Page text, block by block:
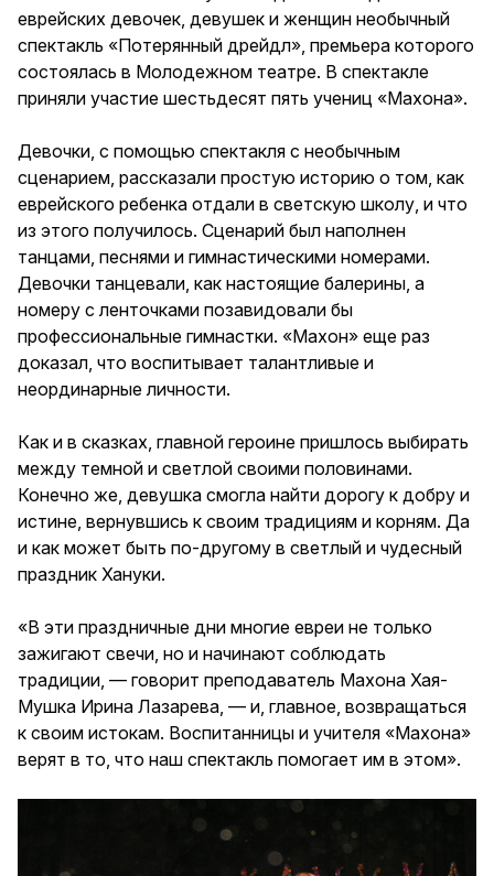
еврейских девочек, девушек и женщин необычный
спектакль «Потерянный дрейдл», премьера которого
состоялась в Молодежном театре. В спектакле
приняли участие шестьдесят пять учениц «Махона».
Девочки, с помощью спектакля с необычным
сценарием, рассказали простую историю о том, как
еврейского ребенка отдали в светскую школу, и что
из этого получилось. Сценарий был наполнен
танцами, песнями и гимнастическими номерами.
Девочки танцевали, как настоящие балерины, а
номеру с ленточками позавидовали бы
профессиональные гимнастки. «Махон» еще раз
доказал, что воспитывает талантливые и
неординарные личности.
Как и в сказках, главной героине пришлось выбирать
между темной и светлой своими половинами.
Конечно же, девушка смогла найти дорогу к добру и
истине, вернувшись к своим традициям и корням. Да
и как может быть по-другому в светлый и чудесный
праздник Хануки.
«В эти праздничные дни многие евреи не только
зажигают свечи, но и начинают соблюдать
традиции, — говорит преподаватель Махона Хая-
Мушка Ирина Лазарева, — и, главное, возвращаться
к своим истокам. Воспитанницы и учителя «Махона»
верят в то, что наш спектакль помогает им в этом».